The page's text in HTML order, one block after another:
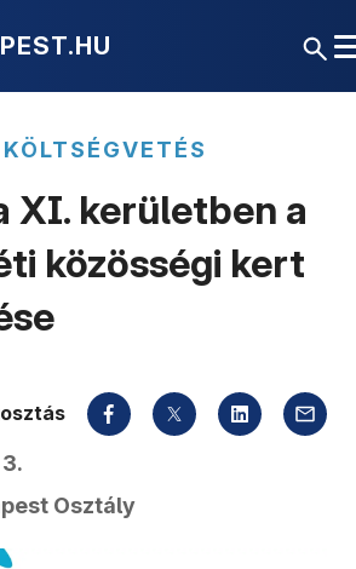
XI. kerületben a
közösségi kert
Osztály